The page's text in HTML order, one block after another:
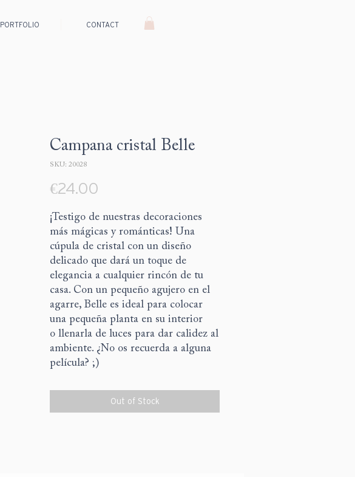
PORTFOLIO CONTACT
Campana cristal Belle
SKU: 20028
€24.00
¡Testigo de nuestras decoraciones
más mágicas y románticas! Una
cúpula de cristal con un diseño
delicado que dará un toque de
elegancia a cualquier rincón de tu
casa. Con un pequeño agujero en el
agarre, Belle es ideal para colocar
una pequeña planta en su interior
o llenarla de luces para dar calidez al
ambiente. ¿No os recuerda a alguna
película? ;)
Out of Stock